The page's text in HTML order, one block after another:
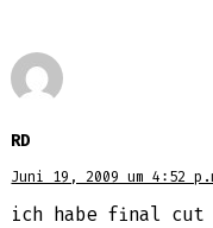
RD
Juni 19, 2009 um 4:52
ich habe final cut